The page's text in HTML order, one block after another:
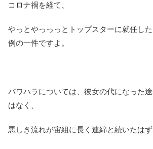
コロナ禍を経て、
やっとやっっっとトップスターに就任した
例の一件ですよ。
パワハラについては、彼女の代になった
はなく、
悪しき流れが宙組に長く連綿と続いたはず